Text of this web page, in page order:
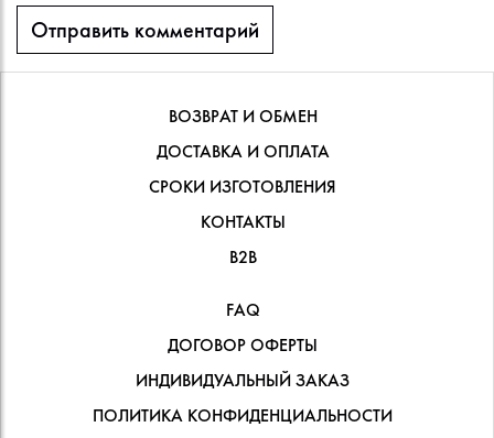
ВОЗВРАТ И ОБМЕН
ДОСТАВКА И ОПЛАТА
СРОКИ ИЗГОТОВЛЕНИЯ
КОНТАКТЫ
В2В
FAQ
ДОГОВОР ОФЕРТЫ
ИНДИВИДУАЛЬНЫЙ ЗАКАЗ
ПОЛИТИКА КОНФИДЕНЦИАЛЬНОСТИ